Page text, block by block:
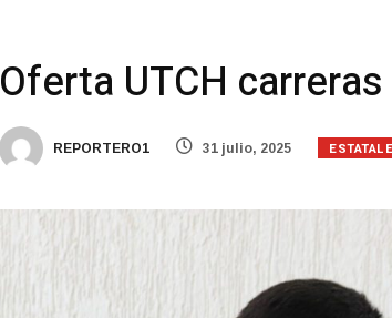
Oferta UTCH
REPORTERO1 31 julio, 2025